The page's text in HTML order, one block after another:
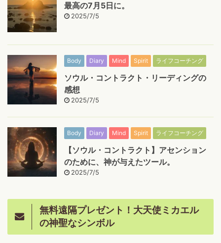
最高の7月5日に。
2025/7/5
Body Diary Mind Spirit ライフコーチング
ソウル・コントラクト・リーディングの
感想
2025/7/5
Body Diary Mind Spirit ライフコーチング
【ソウル・コントラクト】アセンション
のために、神が与えたツール。
2025/7/5
無料遠隔プレゼント！大天使ミカエル
の神聖なシンボル